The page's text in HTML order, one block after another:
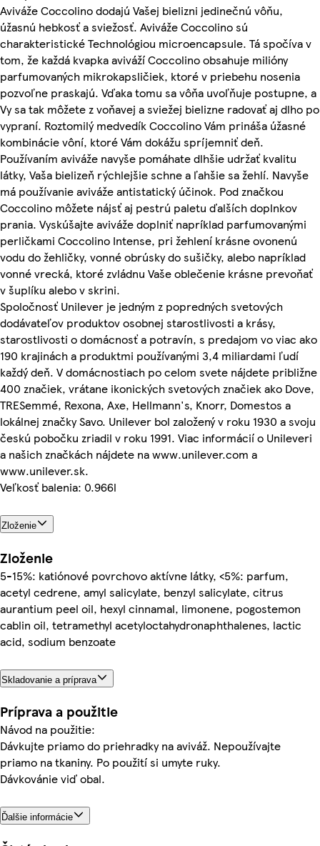
Aviváže Coccolino dodajú Vašej bielizni jedinečnú vôňu,
úžasnú hebkosť a sviežosť. Aviváže Coccolino sú
charakteristické Technológiou microencapsule. Tá spočíva v
tom, že každá kvapka aviváží Coccolino obsahuje milióny
parfumovaných mikrokapsličiek, ktoré v priebehu nosenia
pozvoľne praskajú. Vďaka tomu sa vôňa uvoľňuje postupne, a
Vy sa tak môžete z voňavej a sviežej bielizne radovať aj dlho po
vypraní. Roztomilý medvedík Coccolino Vám prináša úžasné
kombinácie vôní, ktoré Vám dokážu spríjemniť deň.
Používaním aviváže navyše pomáhate dlhšie udržať kvalitu
látky, Vaša bielizeň rýchlejšie schne a ľahšie sa žehlí. Navyše
má používanie aviváže antistatický účinok. Pod značkou
Coccolino môžete nájsť aj pestrú paletu ďalších doplnkov
prania. Vyskúšajte aviváže doplniť napríklad parfumovanými
perličkami Coccolino Intense, pri žehlení krásne ovonenú
vodu do žehličky, vonné obrúsky do sušičky, alebo napríklad
vonné vrecká, ktoré zvládnu Vaše oblečenie krásne prevoňať
v šuplíku alebo v skrini.
Spoločnosť Unilever je jedným z popredných svetových
dodávateľov produktov osobnej starostlivosti a krásy,
starostlivosti o domácnosť a potravín, s predajom vo viac ako
190 krajinách a produktmi používanými 3,4 miliardami ľudí
každý deň. V domácnostiach po celom svete nájdete približne
400 značiek, vrátane ikonických svetových značiek ako Dove,
TRESemmé, Rexona, Axe, Hellmann's, Knorr, Domestos a
lokálnej značky Savo. Unilever bol založený v roku 1930 a svoju
českú pobočku zriadil v roku 1991. Viac informácií o Unileveri
a našich značkách nájdete na www.unilever.com a
www.unilever.sk.
Veľkosť balenia: 0.966l
Zloženie
Zloženie
5-15%: katiónové povrchovo aktívne látky, <5%: parfum,
acetyl cedrene, amyl salicylate, benzyl salicylate, citrus
aurantium peel oil, hexyl cinnamal, limonene, pogostemon
cablin oil, tetramethyl acetyloctahydronaphthalenes, lactic
acid, sodium benzoate
Skladovanie a príprava
Príprava a použitie
Návod na použitie:
Dávkujte priamo do priehradky na aviváž. Nepoužívajte
priamo na tkaniny. Po použití si umyte ruky.
Dávkovánie viď obal.
Ďalšie informácie